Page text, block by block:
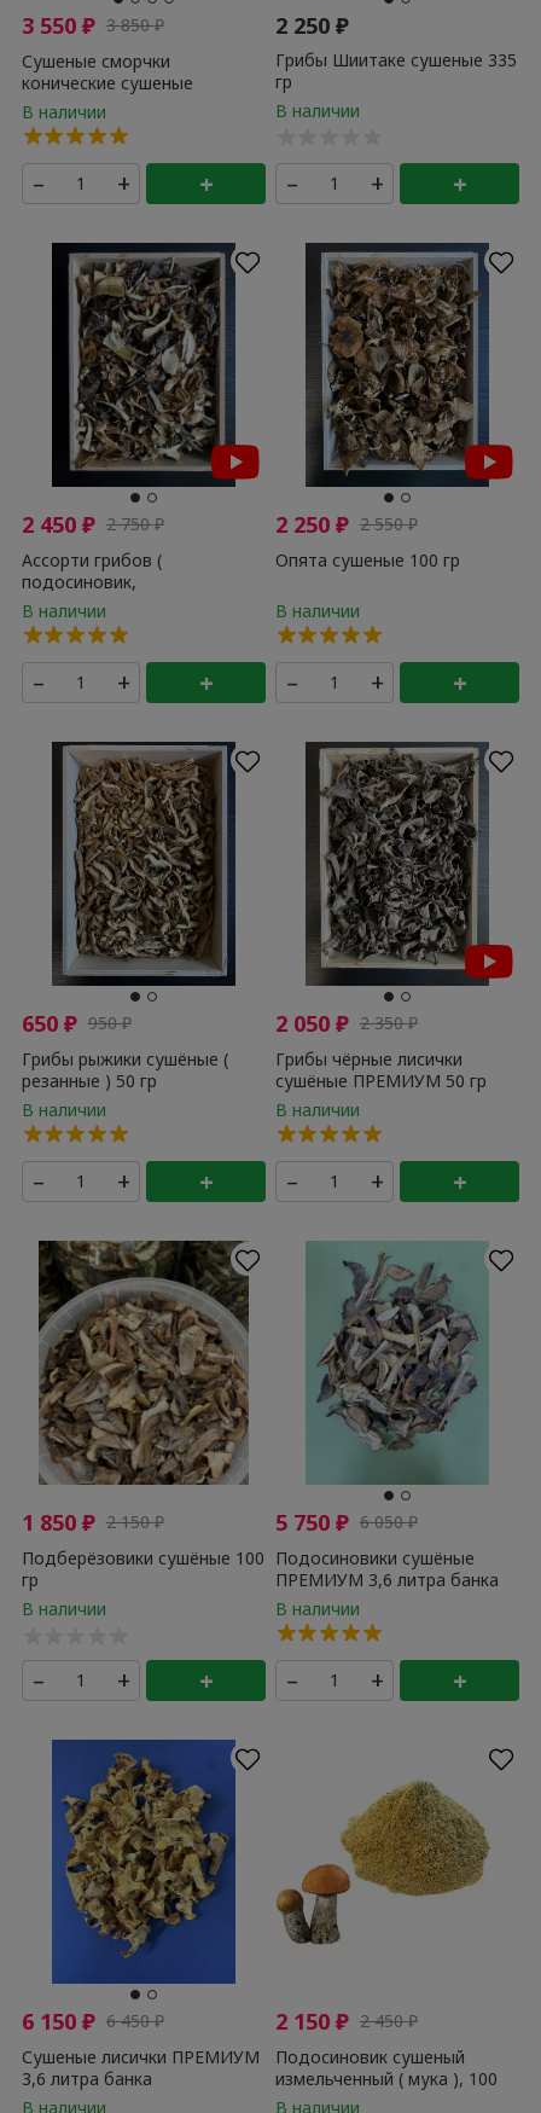
3 550₽ 3 850₽
Сушеные сморчки
конические сушеные
Алтайские ПРЕМИУМ 100 гр
– + +
2 250₽
Грибы Шиитаке сушеные 335
гр
– + +
2 450₽ 2 750₽
Ассорти грибов (
подосиновик,
подберезовик, белый гриб
боровик ) ПРЕМИУМ 100 гр
– + +
2 250₽ 2 550₽
Опята сушеные 100 гр
– + +
650₽ 950₽
Грибы рыжики сушёные (
резанные ) 50 гр
– + +
2 050₽ 2 350₽
Грибы чёрные лисички
сушёные ПРЕМИУМ 50 гр
– + +
1 850₽ 2 150₽
Подберёзовики сушёные 100
гр
– + +
5 750₽ 6 050₽
Подосиновики сушёные
ПРЕМИУМ 3,6 литра банка
– + +
6 150₽ 6 450₽
Сушеные лисички ПРЕМИУМ
3,6 литра банка
2 150₽ 2 450₽
Подосиновик сушеный
измельченный ( мука ), 100
гр